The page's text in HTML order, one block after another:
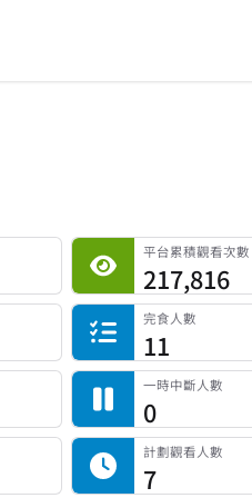
平台累積觀看次數
217,816
完食人數
11
一時中斷人數
0
計劃觀看人數
7